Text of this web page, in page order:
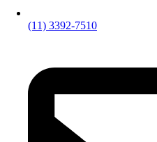
(11) 3392-7510